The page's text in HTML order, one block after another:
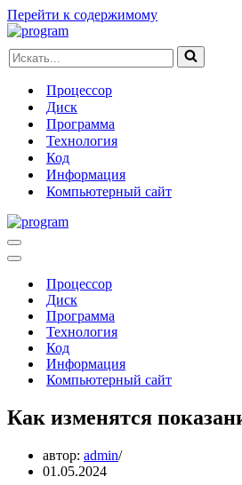
Перейти к содержимому
Искать...
Процессор
Диск
Программа
Технология
Код
Информация
Компьютерный сайт
Меню
навигации
Меню
навигацииПроцессор
Диск
Программа
Технология
Код
Информация
Компьютерный сайт
Как изменятся
автор: admin
01.05.2024